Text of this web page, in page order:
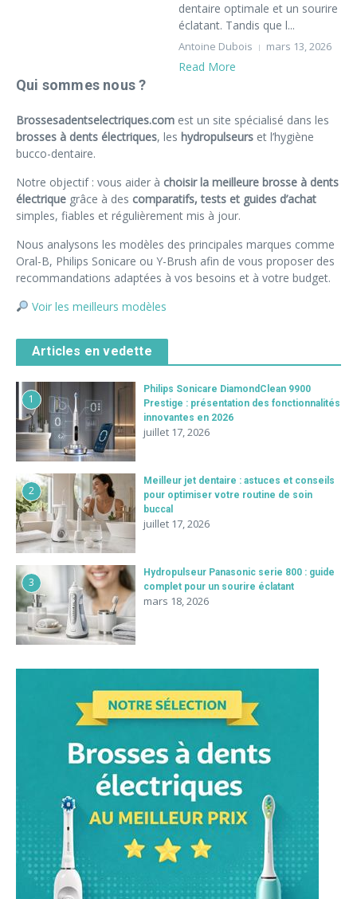
dentaire optimale et un sourire
éclatant. Tandis que l...
Antoine Dubois mars 13, 2026
Read More
Qui sommes nous ?
Brossesadentselectriques.com est un site spécialisé dans les
brosses à dents électriques, les hydropulseurs et l’hygiène
bucco-dentaire.
Notre objectif : vous aider à choisir la meilleure brosse à dents
électrique grâce à des comparatifs, tests et guides d’achat
simples, fiables et régulièrement mis à jour.
Nous analysons les modèles des principales marques comme
Oral-B, Philips Sonicare ou Y-Brush afin de vous proposer des
recommandations adaptées à vos besoins et à votre budget.
Voir les meilleurs modèles
Articles en vedette
1
Philips Sonicare DiamondClean 9900
Prestige : présentation des fonctionnalités
innovantes en 2026
juillet 17, 2026
2
Meilleur jet dentaire : astuces et conseils
pour optimiser votre routine de soin
buccal
juillet 17, 2026
3
Hydropulseur Panasonic serie 800 : guide
complet pour un sourire éclatant
mars 18, 2026